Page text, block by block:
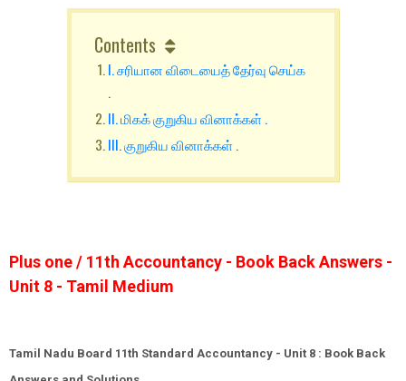
Contents
I. சரியான விடையைத் தேர்வு செய்க
.
II. மிகக் குறுகிய வினாக்கள் .
III. குறுகிய வினாக்கள் .
Plus one / 11th Accountancy - Book Back Answers -
Unit 8 - Tamil Medium
Tamil Nadu Board 11th Standard Accountancy - Unit 8 : Book Back